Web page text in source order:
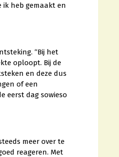
ik heb gemaakt en
“Bij het
oploopt. Bij de
en deze dus
of een
eerst dag sowieso
meer over te
reageren. Met